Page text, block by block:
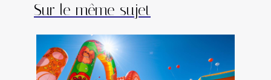
Sur le même sujet